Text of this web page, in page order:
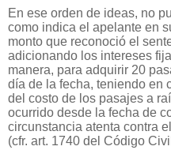
En ese orden de ideas, no
como indica el apelante en
monto que reconoció el
adicionando los intereses
manera, para adquirir 20
día de la fecha, teniendo en
del costo de los pasajes a
ocurrido desde la fecha de
circunstancia atenta contra
(cfr. art. 1740 del Código